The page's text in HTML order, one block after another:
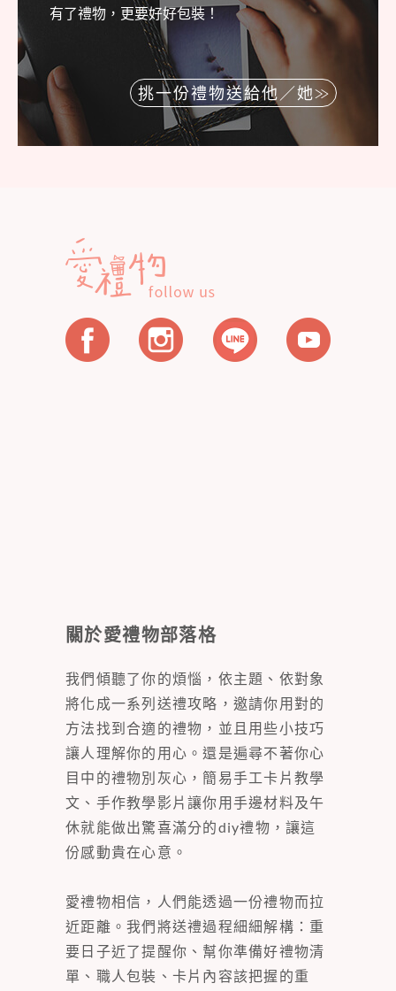
有了禮物，更要好好包裝！
挑一份禮物送給他／她
關於愛禮物部落格
我們傾聽了你的煩惱，依主題、依對象
將化成一系列送禮攻略，邀請你用對的
方法找到合適的禮物，並且用些小技巧
讓人理解你的用心。還是遍尋不著你心
目中的禮物別灰心，簡易手工卡片教學
文、手作教學影片讓你用手邊材料及午
休就能做出驚喜滿分的diy禮物，讓這
份感動貴在心意。
愛禮物相信，人們能透過一份禮物而拉
近距離。我們將送禮過程細細解構：重
要日子近了提醒你、幫你準備好禮物清
單、職人包裝、卡片內容該把握的重